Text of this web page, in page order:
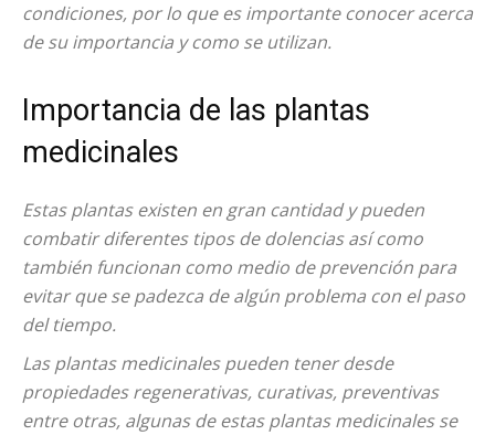
condiciones, por lo que es importante conocer acerca
de su importancia y como se utilizan.
Importancia de las plantas
medicinales
Estas plantas existen en gran cantidad y pueden
combatir diferentes tipos de dolencias así como
también funcionan como medio de prevención para
evitar que se padezca de algún problema con el paso
del tiempo.
Las plantas medicinales pueden tener desde
propiedades regenerativas, curativas, preventivas
entre otras, algunas de estas plantas medicinales se